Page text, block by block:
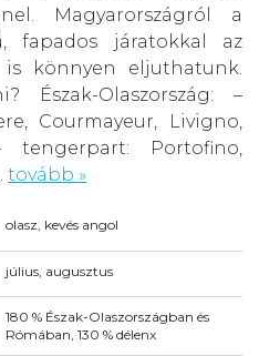
Magyarországról a
fapados járatokkal az
könnyen eljuthatunk.
Észak-Olaszország: –
Courmayeur, Livigno,
tengerpart: Portofino,
tovább »
olasz, kevés angol
július, augusztus
180 % Észak-Olaszországban és
Rómában, 130 % délenx